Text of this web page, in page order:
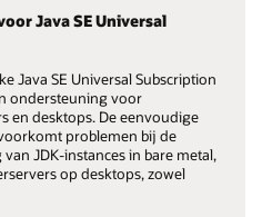
Java SE Universal
Java SE Universal Subscription
ondersteuning voor
en desktops. De eenvoudige
problemen bij de
JDK-instances in bare metal,
op desktops, zowel